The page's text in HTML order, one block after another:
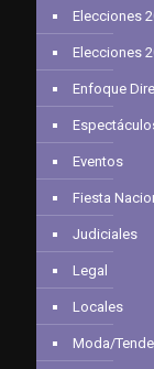
Elecciones
Elecciones
Enfoque
Eventos
Fiesta
Judiciales
Legal
Locales
Moda/